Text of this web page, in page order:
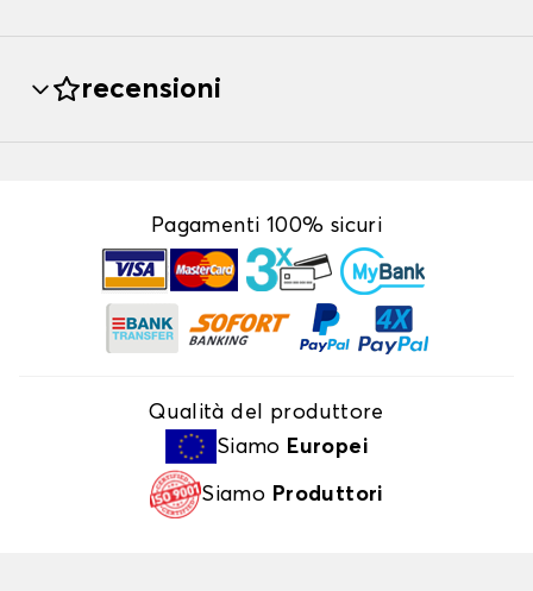
recensioni
Pagamenti 100% sicuri
Qualità del produttore
Siamo Europei
Siamo Produttori